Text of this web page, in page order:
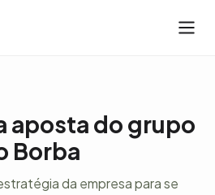
aposta do grupo
Borba
da empresa para se